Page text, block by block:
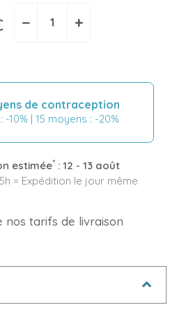
− +
de contraception
-10% | 15 moyens : -20%
estimée*: 12 - 13 août
= Expédition le jour même
nos tarifs de livraison